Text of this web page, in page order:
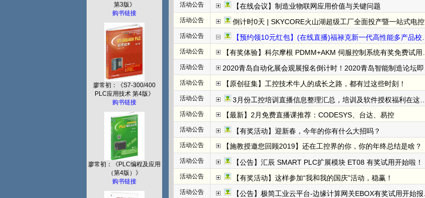
第3版》
购书链接
廖常初：《S7-300/400
PLC应用技术 第4版》
购书链接
廖常初：《PLC编程及应用
（第4版）》
购书链接
活动公告 【在线会议】制造业物联网应用价值与关键问题
活动公告 倒计时0天 | SKYCORE火山湖超级工厂全面投产暨一站式电控柜智能选配“e+”平台上线庆典精彩抢先看！
活动公告 【预约领10元红包】(在线直播)福禄克新一代高性能多产品校准器方案解读及实操演示
活动公告 【有奖体验】科尔摩根 PDMM+AKM 伺服控制系统有奖免费试用开始报名啦
活动公告 2020青岛自动化展会观展报名倒计时！2020青岛智能制造论坛即将开启
活动公告 【原创征集】工控技术牛人的成长之路，都有过这些时刻！
活动公告 3月份工控培训直播信息整理汇总，培训及软件授权福利在这了！
活动公告 【最新】2月免费直播课推荐：CODESYS、台达、易控
活动公告 【有奖活动】迎新春，今年的你有什么大招吗？
活动公告 【施教授邀您回顾2019】还在工控界的你，你的年终总结是啥？
活动公告 【公告】汇辰 SMART PLC扩展模块 ET08 有奖试用开始啦！
活动公告 【有奖活动】这样参加“我和我的国庆”活动，稳赢！
活动公告 【公告】极简工业云平台-边缘计算网关EBOX有奖试用开始报名啦~